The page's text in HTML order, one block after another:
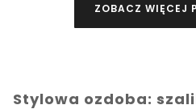
ZOBACZ WIĘCEJ
Stylowa ozdoba: